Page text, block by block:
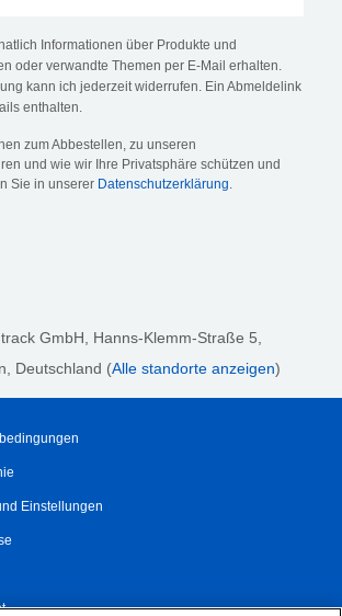
Informationen über Produkte und
oder verwandte Themen per E-Mail erhalten.
kann ich jederzeit widerrufen. Ein Abmeldelink
enthalten.
zum Abbestellen, zu unseren
und wie wir Ihre Privatsphäre schützen und
Sie in unserer Datenschutzerklärung.
GmbH, Hanns-Klemm-Straße 5
, Deutschland (Alle standorte anzeigen)
Einstellungen